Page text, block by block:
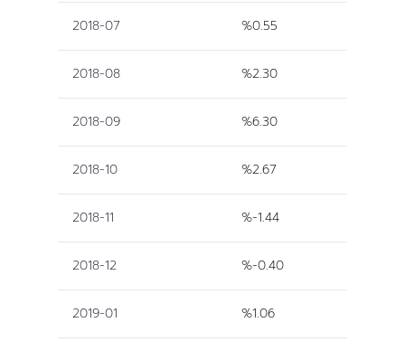
2018-07 %0.55
2018-08 %2.30
2018-09 %6.30
2018-10 %2.67
2018-11 %-1.44
2018-12 %-0.40
2019-01 %1.06